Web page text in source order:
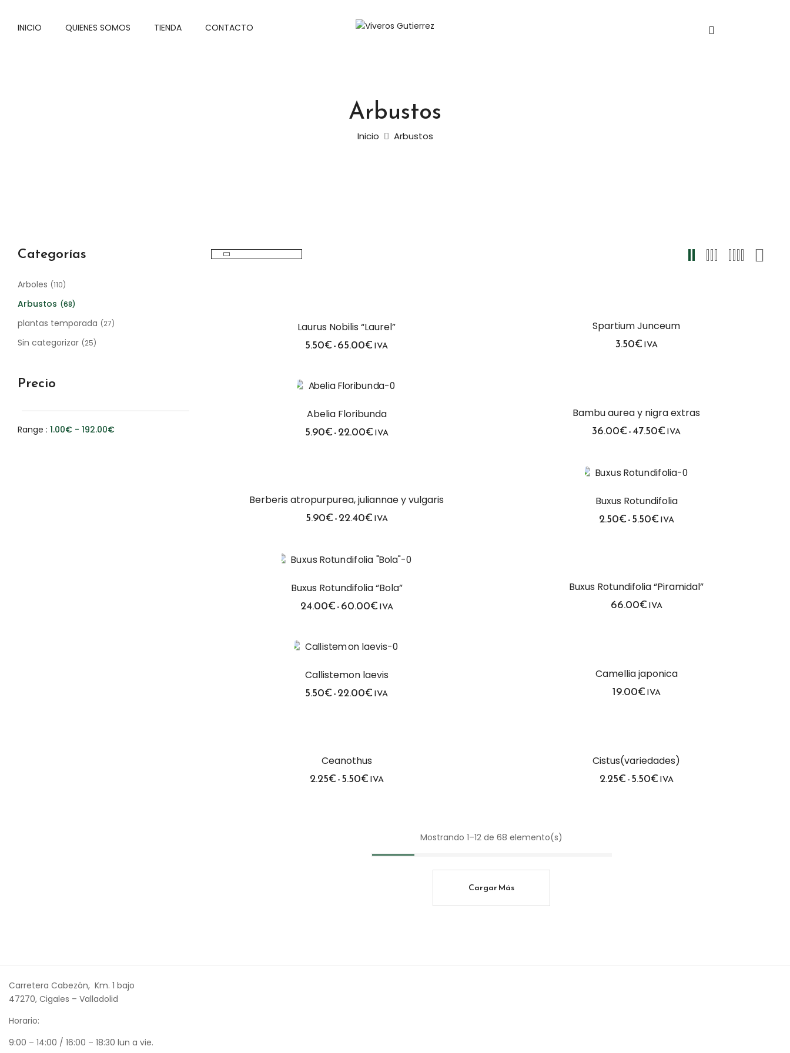
INICIO QUIENES SOMOS TIENDA CONTACTO
Arbustos
Inicio Arbustos
Categorías
Arboles (110)
Arbustos (68)
plantas temporada (27)
Sin categorizar (25)
Precio
Range : 1.00€ - 192.00€
Laurus Nobilis “Laurel”
5.50€-65.00€Rango
5.50€
65.00€
IVA
Spartium Junceum
3.50€IVA
Abelia Floribunda
5.90€-22.00€Rango
22.00€
IVA
Bambu aurea y nigra extras
36.00€-47.50€Rango
36.00€
47.50€
IVA
Berberis atropurpurea, juliannae y vulgaris
5.90€-22.40€Rango
5.90€
22.40€
IVA
Buxus Rotundifolia
2.50€-5.50€Rango
5.50€
IVA
Buxus Rotundifolia “Bola”
24.00€-60.00€Rango
24.00€
60.00€
IVA
Buxus Rotundifolia “Piramidal”
66.00€IVA
Callistemon laevis
5.50€-22.00€Rango
IVA
Camellia japonica
19.00€IVA
Ceanothus
2.25€-5.50€Rango
IVA
Cistus(variedades)
2.25€-5.50€Rango
IVA
Mostrando 1–12 de 68 elemento(s)
Cargar Más
Carretera Cabezón, Km. 1 bajo
47270, Cigales – Valladolid
Horario:
9:00 – 14:00 / 16:00 – 18:30 lun a vie.